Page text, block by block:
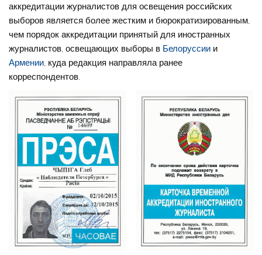
аккредитации журналистов для освещения российских
выборов является более жестким и бюрократизированным,
чем порядок аккредитации принятый для иностранных
журналистов, освещающих выборы в Белоруссии и
Армении, куда редакция направляла ранее
корреспондентов.